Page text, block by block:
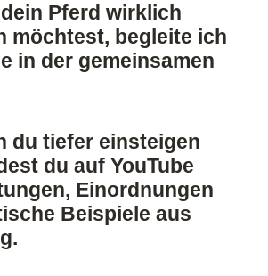
Pferd wirklich
möchtest, begleite ich
in der gemeinsamen
du tiefer einsteigen
du auf YouTube
Einordnungen
Beispiele aus